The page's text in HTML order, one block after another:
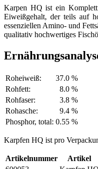
Karpen HQ ist ein
Eiweißgehalt, der teils auf
essenziellen Amino- und
qualitativ hochwertiges
Roheiweiß: 37.0 %
Rohfett:
8.0 %
Rohfaser:
3.8 %
Rohasche:
9.4 %
Phosphor, total: 0.55 %
Karpfen HQ ist pro
Artikelnummer Artikel